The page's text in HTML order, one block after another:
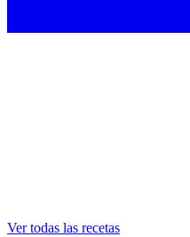
Ver todas las recetas